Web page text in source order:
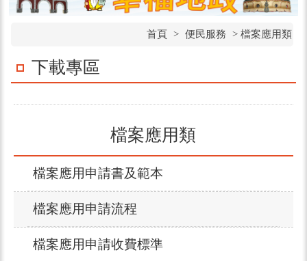
首頁 > 便民服務 >檔案應用類
下載專區
檔案應用類
檔案應用申請書及範本
檔案應用申請流程
檔案應用申請收費標準